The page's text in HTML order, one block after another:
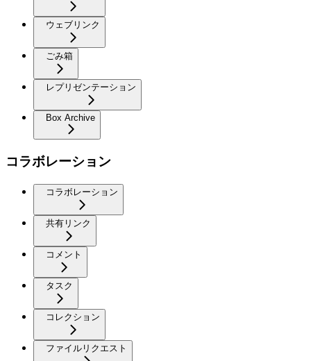
ウェブリンク
ごみ箱
レプリゼンテーション
Box Archive
コラボレーション
コラボレーション
共有リンク
コメント
タスク
コレクション
ファイルリクエスト